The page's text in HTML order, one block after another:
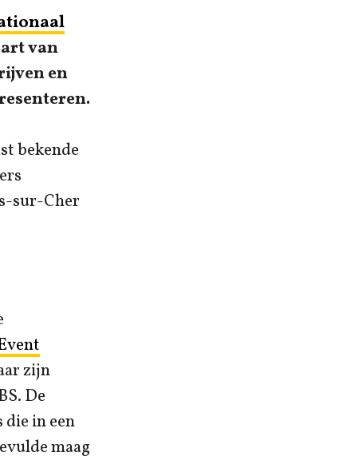
van
en
bekende
sur-Cher
zijn
De
in een
maag